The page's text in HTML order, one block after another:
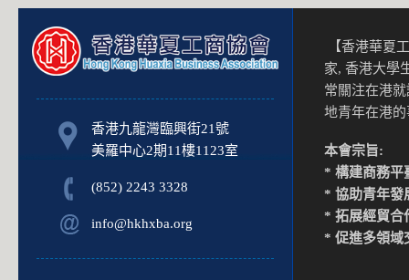
香港九龍灣臨興街21號
美羅中心2期11樓1123室
(852) 2243 3328
info@hkhxba.org
【香港華夏
家, 香港大學
常關注在港
地青年在港
本會宗旨:
* 構建商務平
* 協助青年發
* 拓展經貿合
* 促進多領域